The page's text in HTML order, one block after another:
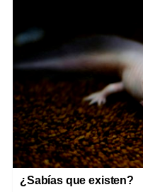
¿Sabías que existen?